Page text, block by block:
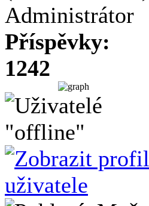
Administrátor
Příspěvky:
1242